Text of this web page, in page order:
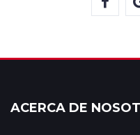
ACERCA DE